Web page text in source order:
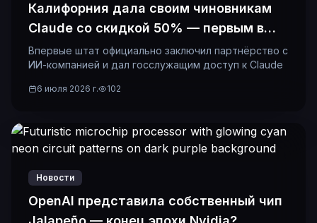
Калифорния дала своим чиновникам
Claude со скидкой 50% — первым в
истории
Впервые штат официально заключил партнёрство с
ИИ-компанией и дал госслужащим доступ к Claude
6 июля 2026 г. 102
Новости
OpenAI представила собственный чип